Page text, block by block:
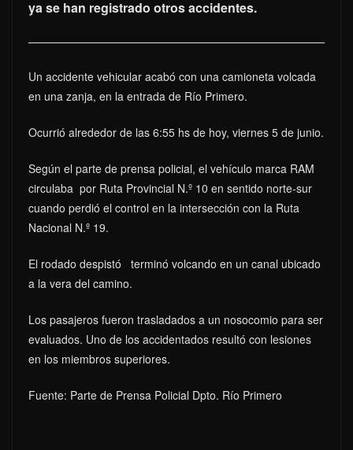
ya se han registrado otros accidentes.
Un accidente vehicular acabó con una camioneta volcada
en una zanja, en la entrada de Río Primero.
Ocurrió alrededor de las 6:55 hs de hoy, viernes 5 de junio.
Según el parte de prensa policial, el vehículo marca RAM
circulaba por Ruta Provincial N.º 10 en sentido norte-sur
cuando perdió el control en la intersección con la Ruta
Nacional N.º 19.
El rodado despistó terminó volcando en un canal ubicado
a la vera del camino.
Los pasajeros fueron trasladados a un nosocomio para ser
evaluados. Uno de los accidentados resultó con lesiones
en los miembros superiores.
Fuente: Parte de Prensa Policial Dpto. Río Primero